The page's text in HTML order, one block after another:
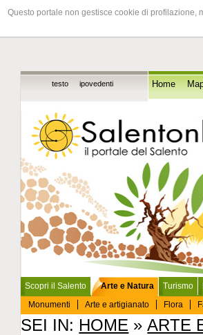
Questo portale non gestisce cookie di profilazione,
testo ipovedenti Home
Scopri il Salento
Arte e Natura
Monumenti
Arte e artigianato Flora
Turismo
SEI IN: HOME »ARTE